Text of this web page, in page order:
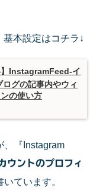
基本設定はコチラ↓
】InstagramFeed-イ
グの記事内やウィ
の使い方
、『Instagram
ウントのプロフィ
いています。